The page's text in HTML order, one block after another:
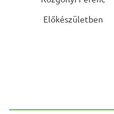
Előkészületben